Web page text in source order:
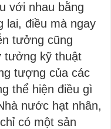
với nhau bằng
lai, điều mà ngay
tưởng cũng
tưởng kỹ thuật
tượng của các
thể hiện điều gì
nước hạt nhân,
có một sản